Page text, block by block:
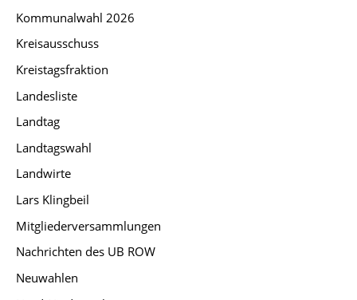
Kommunalwahl 2026
Kreisausschuss
Kreistagsfraktion
Landesliste
Landtag
Landtagswahl
Landwirte
Lars Klingbeil
Mitgliederversammlungen
Nachrichten des UB ROW
Neuwahlen